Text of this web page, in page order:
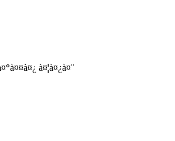
à¤¦à¤¿à¤¨